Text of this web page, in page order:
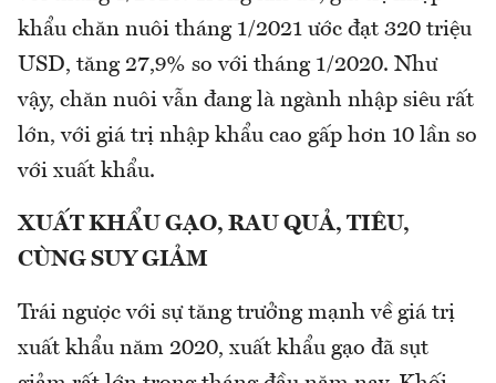
khẩu chăn nuôi tháng 1/2021 ước đạt 320 triệu
USD, tăng 27,9% so với tháng 1/2020. Như
vậy, chăn nuôi vẫn đang là ngành nhập siêu rất
lớn, với giá trị nhập khẩu cao gấp hơn 10 lần so
với xuất khẩu.
XUẤT KHẨU GẠO, RAU QUẢ, TIÊU,
CÙNG SUY GIẢM
Trái ngược với sự tăng trưởng mạnh về giá trị
xuất khẩu năm 2020, xuất khẩu gạo đã sụt